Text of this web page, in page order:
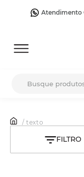
Atendimento
/ texto